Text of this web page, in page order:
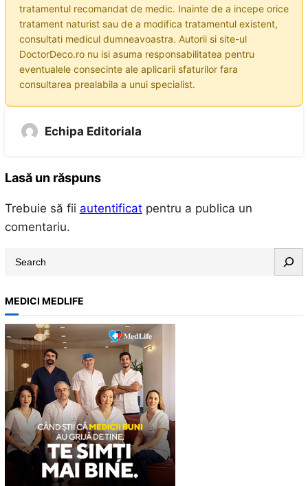
tratamentul recomandat de medic. Inainte de a incepe orice
tratament naturist sau de a modifica tratamentul existent,
consultati medicul dumneavoastra. Autorii si site-ul
DoctorDeco.ro nu isi asuma responsabilitatea pentru
eventualele consecinte ale aplicarii sfaturilor fara
consultarea prealabila a unui specialist.
Echipa Editoriala
Lasă un răspuns
Trebuie să fii autentificatpentru a publica un
comentariu.
r
c
h
MEDICI MEDLIFE